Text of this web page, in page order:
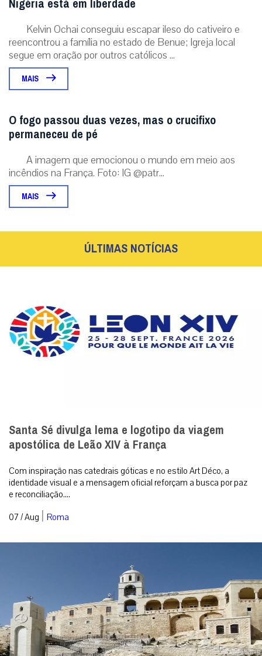
Kelvin Ochai conseguiu escapar ileso do cativeiro e
reencontrou a família no estado de Benue; Igreja local
segue em oração por outros católicos ...
MAIS
O fogo passou duas vezes, mas o crucifixo
permaneceu de pé
A imagem que emocionou o mundo em meio aos
incêndios na França. Foto: IG @patr...
MAIS
ÚLTIMAS NOTÍCIAS
Santa Sé divulga lema e logotipo da viagem
apostólica de Leão XIV à França
Com inspiração nas catedrais góticas e no estilo Art Déco, a
identidade visual e a mensagem oficial reforçam a busca por paz
e reconciliação....
07 / Aug | Roma